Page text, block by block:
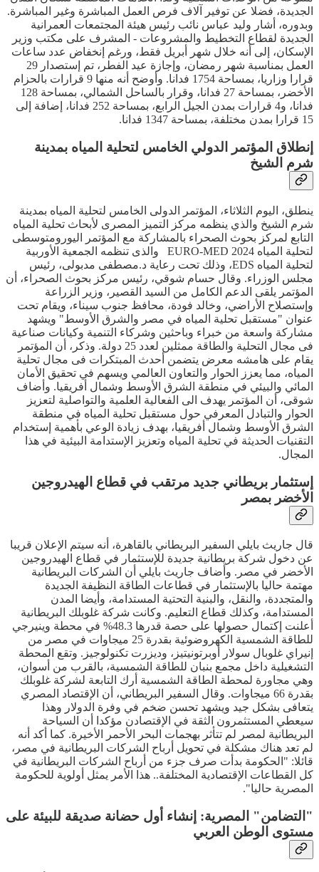
الجديدة، فضلا عن توفير آلاف فرص العمل المباشرة وغير المباشرة.
وبدوره، أشار وليد عباس نائب رئيس هيئة المجتمعات العمرانية
الجديدة لقطاع التخطيط والمشروعات - المشرف على مكتب وزير
الإسكان، إلى أنه خلال شهر أبريل فقط، ورغم إنخفاض عدد ساعات
العمل بمناسبة شهر رمضان، وإجازة عيد الفطر، تم إستصدار 29
قرارا وزاريا، بمساحة 1754 فدانا. وأوضح أنه منها 9 قرارات بالحزام
الأخضر، بمساحة 27 فدانا، وقرار بالساحل الشمالي، بمساحة 128
فدانا، و4 قرارات بمدن الجيل الرابع، بمساحة 252 فدانا، إضافة إلى
15 قرارا بمدن مختلفة، بمساحة 1347 فدانا.
إنطلاق المؤتمر الدولي الخامس لتحلية المياه بمدينة
شرم الشيخ
ينطلق، اليوم الثلاثاء، المؤتمر الدولى الخامس لتحلية المياه بمدينة
شرم الشيخ والذي ينظمه مركز التميز المصرى لأبحاث تحلية المياه
التابع لمركز بحوث الصحراء بالمشاركة مع المؤتمر اليورومتوسطى
لتحلية المياه EURO-MED 2024 والذى تنظمه الجمعية الأوربية
لتحلية المياه EDS، وذلك تحت رعاية د.مصطفى مدبولى، رئيس
مجلس الوزراء. وقال حسام شوقي، رئيس مركز بحوث الصحراء، أن
المؤتمر يلقى الدعم الكامل من السيد القصير، وزير الزراعة
وإستصلاح الأراضي، وخالد فودة، محافظ جنوب سيناء، ويقام تحت
عنوان "مستقبل تحلية المياه في مصر والشرق الأوسط" ويشهد
مشاركة واسعة من خبراء وباحثين وشركاء التنمية وكيانات صناعية
فى مجال التحلية والطاقة ممثلين لعدد 25 دولة. وذكر، أن المؤتمر
يقام على هامشه معرض يتضمن أحدث المبتكرات فى مجال تحلية
المياه، مما يعزز الحوار والتعاون العالمي ويسهم في تحقيق الأمان
المائي والبيئي في منطقة الشرق الأوسط وشمال أفريقيا. وأضاف
شوقى، أن المؤتمر يهدف الى الفعالية العلمية والتواصلية لتعزيز
الحوار والتبادل المعرفي حول مستقبل تحلية المياه في منطقة
الشرق الأوسط وشمال أفريقيا، بهدف زيادة الوعي بأهمية إستخدام
التقنيات الحديثة في تحلية المياه وتعزيز الإستدامة البيئية في هذا
المجال.
إستثمار بريطاني جديد مرتقب في قطاع الهيدروجين
الأخضر بمصر
قال جاريث بايلي السفير البريطاني بالقاهرة، أنه سيتم الإعلان قريبا
عن دخول شركة بريطانية جديدة للإستثمار في قطاع الهيدروجين
الأخضر في مصر. وأضاف جاريث بايلي أن الشركات البريطانية
مهتمة حاليا بالإستثمار في قطاعات الطاقة النظيفة الجديدة
والمتجددة، والنقل، والبنية التحتية المستدامة، وأيضا المدن
المستدامة، وكذلك قطاع التعليم. وكانت شركة غلوبلك البريطانية
أعلنت إكتمال حصولها على حصة قدرها 48.3% في محطة وينيرجي
للطاقة الشمسية الكهروضوئية بقدرة 25 ميجاوات في مصر من
إنيراي غلوبال سولار أوبرتونيتيز، وديزرت تكنولوجيز. وتقع المحطة
التشغيلية داخل مجمع بنبان للطاقة الشمسية، بالقرب من أسوان،
وهي مجاورة لمحطة الطاقة الشمسية أرك التابعة لشركة غلوبلك
بقدرة 66 ميجاوات. وقال السفير البريطاني، أن الإقتصاد المصري
يتعافى بشكل جيد ويشهد تحسن ضخم في وفرة الدولار وهذا
سيعطي المستثمرون الثقة في الإقتصادن مؤكدا أن السياحة
البريطانية لمصر لم تتأثر بهجمات البحر الأحمر الأخيرة. كما أكد أنه
لم تعد هناك مشكلة في تحويل أرباح الشركات البريطانية في مصر،
قائلا: "الحكومة بدأت صرف جزء من أرباح الشركات البريطانية في
كل القطاعات الإقتصادية المختلفة.. هذا الأمر يمثل أولوية للحكومة
المصرية حاليا".
"التضامن" المصرية: إنشاء أول حضانة صديقة للبيئة على
مستوى الوطن العربي